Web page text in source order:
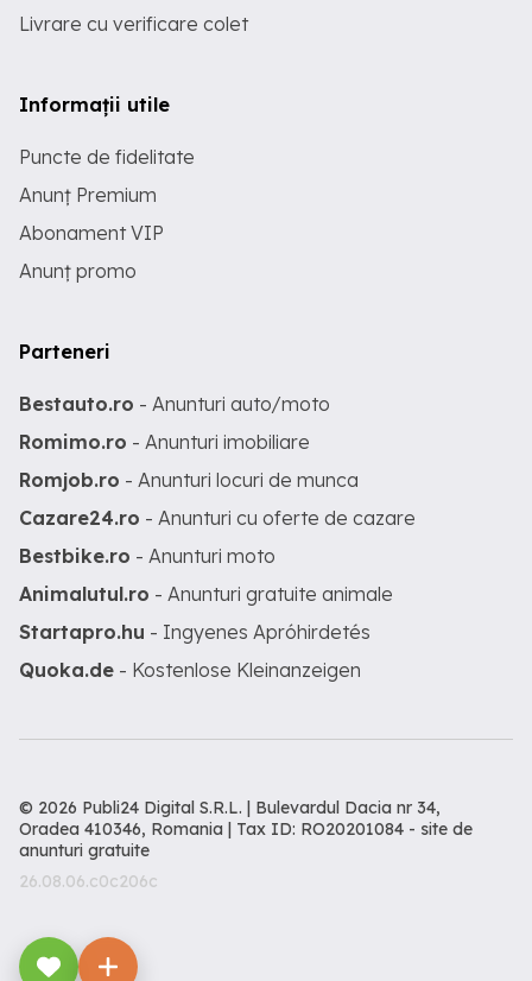
Livrare cu verificare colet
Informații utile
Puncte de fidelitate
Anunț Premium
Abonament VIP
Anunț promo
Parteneri
Bestauto.ro - Anunturi auto/moto
Romimo.ro - Anunturi imobiliare
Romjob.ro - Anunturi locuri de munca
Cazare24.ro - Anunturi cu oferte de cazare
Bestbike.ro - Anunturi moto
Animalutul.ro - Anunturi gratuite animale
Startapro.hu - Ingyenes Apróhirdetés
Quoka.de - Kostenlose Kleinanzeigen
© 2026 Publi24 Digital S.R.L. | Bulevardul Dacia nr 34,
Oradea 410346, Romania | Tax ID: RO20201084 - site de
anunturi gratuite
26.08.06.c0c206c